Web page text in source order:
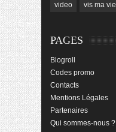
video vis ma vie
PAGES
Blogroll
Codes promo
Contacts
Mentions Légales
Partenaires
Qui sommes-nous ?